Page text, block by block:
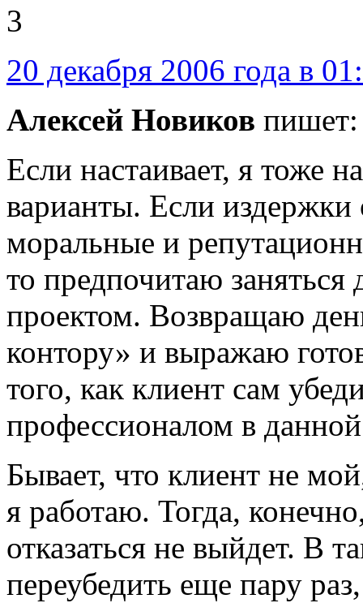
3
20 декабря 2006 года в
Алексей Новиков пишет:
Если настаивает, я тоже
варианты. Если издержки
моральные и
то предпочитаю
проектом. Возвращаю
контору» и выражаю
того, как клиент сам
профессионалом в
Бывает, что клиент не
я работаю. Тогда,
отказаться не выйдет. В
переубедить еще пару